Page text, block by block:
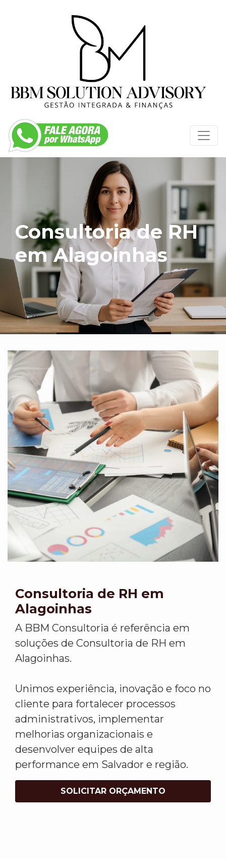
Consultoria de RH
em Alagoinhas
Consultoria de RH em
Alagoinhas
A BBM Consultoria é referência em
soluções de Consultoria de RH em
Alagoinhas.
Unimos experiência, inovação e foco no
cliente para fortalecer processos
administrativos, implementar
melhorias organizacionais e
desenvolver equipes de alta
performance em Salvador e região.
SOLICITAR ORÇAMENTO